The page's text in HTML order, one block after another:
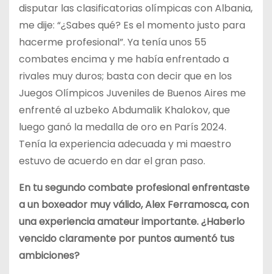
disputar las clasificatorias olímpicas con Albania,
me dije: “¿Sabes qué? Es el momento justo para
hacerme profesional”. Ya tenía unos 55
combates encima y me había enfrentado a
rivales muy duros; basta con decir que en los
Juegos Olímpicos Juveniles de Buenos Aires me
enfrenté al uzbeko Abdumalik Khalokov, que
luego ganó la medalla de oro en París 2024.
Tenía la experiencia adecuada y mi maestro
estuvo de acuerdo en dar el gran paso.
En tu segundo combate profesional enfrentaste
a un boxeador muy válido, Alex Ferramosca, con
una experiencia amateur importante. ¿Haberlo
vencido claramente por puntos aumentó tus
ambiciones?